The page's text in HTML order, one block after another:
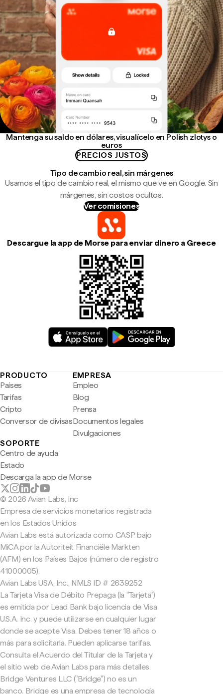
Mantenga su saldo en dólares, visualícelo en Polish zlotys o
euros
PRECIOS JUSTOS
Tipo de cambio real, sin márgenes
Usamos el tipo de cambio real, el mismo que ve en Google. Sin
márgenes, sin costos ocultos.
Ver comisiones
Descargue la app de Morse para enviar dinero a Greece
PRODUCTO
Países
Tarifas
Cripto
Conversor de divisas
EMPRESA
Empleo
Blog
Prensa
Documentos legales
Divulgaciones
SOPORTE
Centro de ayuda
Estado
Descarga la app de Morse
© 2026 Avian Labs, Inc
Empresa de servicios monetarios registrada
en los Estados Unidos
Avian Labs está autorizada como CASP bajo
MiCA por la Autoriteit Financiële Markten
(AFM) en los Países Bajos (número de registro
41000005).
Avian Labs USA, Inc., NMLS ID # 2639252
La Tarjeta Visa de Débito Prepaga (la "Tarjeta")
es emitida por Lead Bank bajo licencia de Visa
U.S.A. Inc. y puede utilizarse en cualquier lugar
donde se acepte Visa. Debes tener 18 años o
más para solicitarla. Pueden aplicarse tarifas.
Consulta el Acuerdo del Titular de la Tarjeta y
el sitio web de Avian Labs para más detalles.
Bridge Ventures LLC ("Bridge") no es un
banco. Bridge es una empresa de tecnología